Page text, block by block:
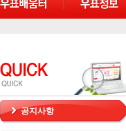
공지사항